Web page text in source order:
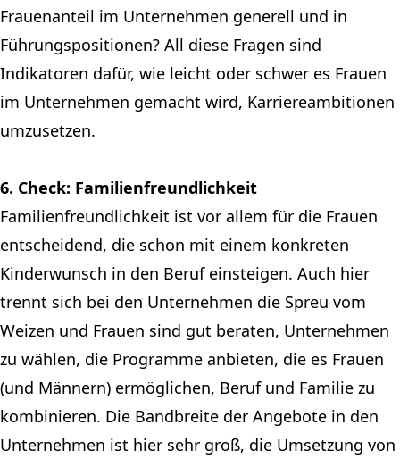
Frauenanteil im Unternehmen generell und in
Führungspositionen? All diese Fragen sind
Indikatoren dafür, wie leicht oder schwer es Frauen
im Unternehmen gemacht wird, Karriereambitionen
umzusetzen.
6. Check: Familienfreundlichkeit
Familienfreundlichkeit ist vor allem für die Frauen
entscheidend, die schon mit einem konkreten
Kinderwunsch in den Beruf einsteigen. Auch hier
trennt sich bei den Unternehmen die Spreu vom
Weizen und Frauen sind gut beraten, Unternehmen
zu wählen, die Programme anbieten, die es Frauen
(und Männern) ermöglichen, Beruf und Familie zu
kombinieren. Die Bandbreite der Angebote in den
Unternehmen ist hier sehr groß, die Umsetzung von